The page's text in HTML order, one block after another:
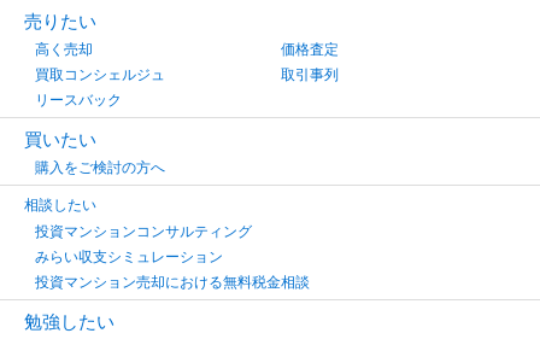
売りたい
高く売却
価格査定
買取コンシェルジュ
取引事列
リースバック
買いたい
購入をご検討の方へ
相談したい
投資マンションコンサルティング
みらい収支シミュレーション
投資マンション売却における無料税金相談
勉強したい